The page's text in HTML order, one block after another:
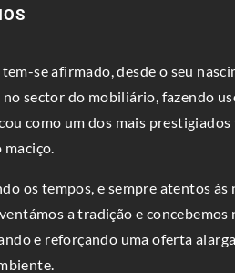
se afirmado, desde o seu
sector do mobiliário, fazendo
como um dos mais
os tempos, e sempre atentos às
a tradição e concebemos
e reforçando uma oferta